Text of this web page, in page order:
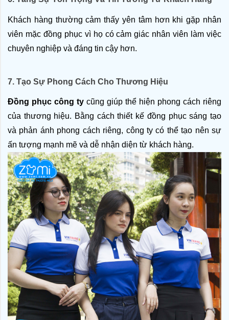
Khách hàng thường cảm thấy yên tâm hơn khi gặp nhân
viên mặc đồng phục vì họ có cảm giác nhân viên làm việc
chuyên nghiệp và đáng tin cậy hơn.
7. Tạo Sự Phong Cách Cho Thương Hiệu
Đồng phục công ty cũng giúp thể hiện phong cách riêng
của thương hiệu. Bằng cách thiết kế đồng phục sáng tạo
và phản ánh phong cách riêng, công ty có thể tạo nên sự
ấn tượng mạnh mẽ và dễ nhận diện từ khách hàng.